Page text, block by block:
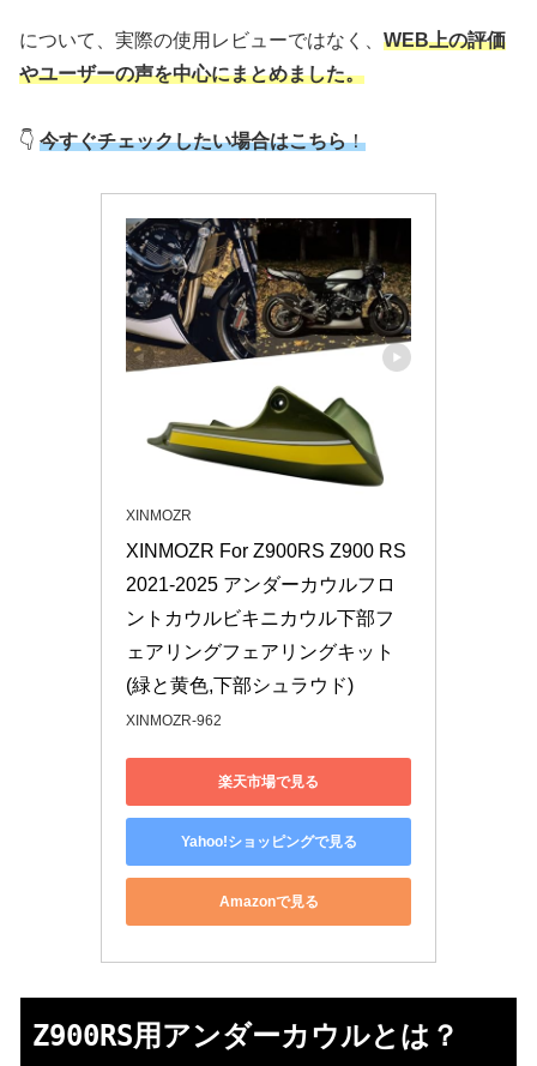
について、実際の使用レビューではなく、 WEB上の評価
やユーザーの声を中心にまとめました。
👇 今すぐチェックしたい場合はこちら！
XINMOZR
XINMOZR For Z900RS Z900 RS
2021-2025 アンダーカウルフロ
ントカウルビキニカウル下部フ
ェアリングフェアリングキット
(緑と黄色,下部シュラウド)
XINMOZR-962
楽天市場で見る
Yahoo!ショッピングで見る
Amazonで見る
Z900RS用アンダーカウルとは？